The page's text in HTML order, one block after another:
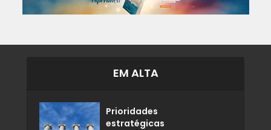
EM ALTA
Prioridades
estratégicas